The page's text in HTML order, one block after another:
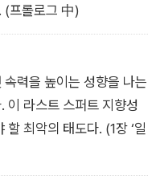
(프롤로그 中)
력을 높이는 성향을 나는
이 라스트 스퍼트 지향성
최악의 태도다. (1장 ‘일